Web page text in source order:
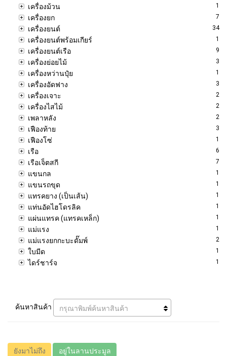
เครื่องม้วน 1
เครื่องยก 7
เครื่องยนต์ 34
เครื่องยนต์พร้อมเกียร์ 1
เครื่องยนต์เรือ 9
เครื่องย่อยไม้ 3
เครื่องหว่านปุ๋ย 1
เครื่องอัดฟาง 3
เครื่องเจาะ 2
เครื่องไสไม้ 2
เพลาหลัง 2
เฟืองท้าย 3
เฟืองโซ่ 1
เรือ 6
เรือเจ็ตสกี 7
แขนกล 1
แขนรถขุด 1
แทรคยาง (เป็นเส้น) 1
แท่นอัดไฮโดรลิค 1
แผ่นแทรค (แทรคเหล็ก) 1
แม่แรง 1
แม่แรงยกกะบะดั๊มพ์ 2
ใบมีด 1
ไดร์ชาร์จ 1
ค้นหาสินค้า กรุณาพิมพ์ค้นหาสินค้า
ยังมาไม่ถึง อยู่ในลานประมูล